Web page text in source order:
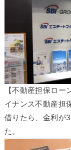
【不動産担保ロー
イナンス不動産担
借りたら、金利が
た。